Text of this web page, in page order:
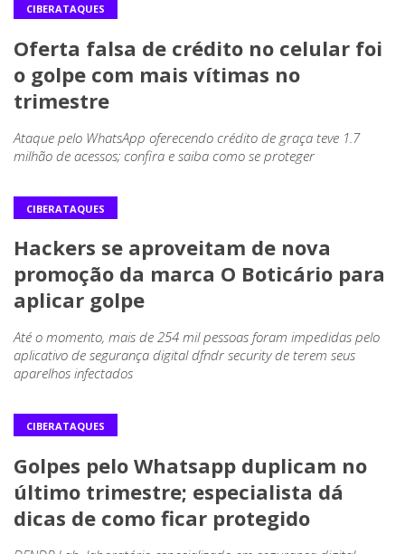
CIBERATAQUES
Oferta falsa de crédito no celular foi
o golpe com mais vítimas no
trimestre
Ataque pelo WhatsApp oferecendo crédito de graça teve 1.7
milhão de acessos; confira e saiba como se proteger
CIBERATAQUES
Hackers se aproveitam de nova
promoção da marca O Boticário para
aplicar golpe
Até o momento, mais de 254 mil pessoas foram impedidas pelo
aplicativo de segurança digital dfndr security de terem seus
aparelhos infectados
CIBERATAQUES
Golpes pelo Whatsapp duplicam no
último trimestre; especialista dá
dicas de como ficar protegido